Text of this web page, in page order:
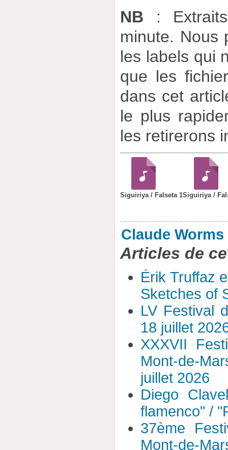
NB :
minute. Nous
les labels qui
que les
dans cet
le plus
les retirerons
Siguiriya / Falseta 1Siguiriya /
Claude Worms
Articles de
Érik Truffaz
Sketches of
LV Festival
18 juillet
XXXVII
Mont-de-
juillet 2026
Diego
flamenco" /
37ème
Mont-de-